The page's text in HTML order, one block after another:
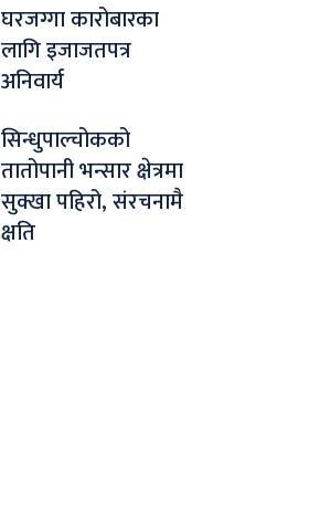
घरजग्गा कारोबारका
लागि इजाजतपत्र
अनिवार्य
सिन्धुपाल्चोकको
तातोपानी भन्सार क्षेत्रमा
सुक्खा पहिरो, संरचनामै
क्षति